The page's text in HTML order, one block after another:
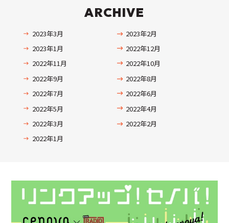
ARCHIVE
2023年3月
2023年2月
2023年1月
2022年12月
2022年11月
2022年10月
2022年9月
2022年8月
2022年7月
2022年6月
2022年5月
2022年4月
2022年3月
2022年2月
2022年1月